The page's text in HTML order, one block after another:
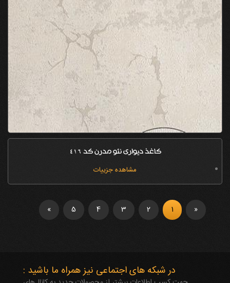
کاغذ دیواری نئو مدرن کد 416
مشاهده جزییات
«
1
2
3
4
5
»
در شبکه های اجتماعی نیز همراه ما باشید :